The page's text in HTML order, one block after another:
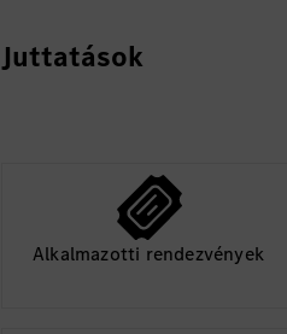
Juttatások
Alkalmazotti rendezvények